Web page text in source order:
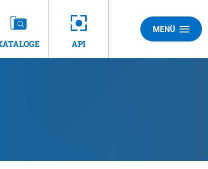
API
MENÜ